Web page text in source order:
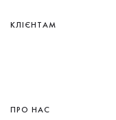
КЛІЄНТАМ
ПРО НАС